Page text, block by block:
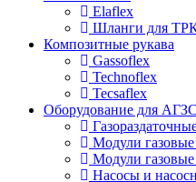
Elaflex
Шланги для
Композитные рукава
Gassoflex
Technoflex
Tecsaflex
Оборудование для АГЗС
Модули
Модули
Насосы и